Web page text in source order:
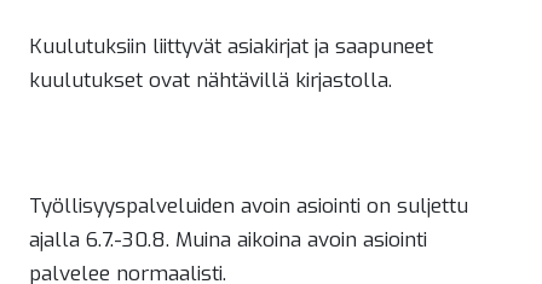
Kuulutuksiin liittyvät asiakirjat ja saapuneet
kuulutukset ovat nähtävillä kirjastolla.
Työllisyyspalveluiden avoin asiointi on suljettu
ajalla 6.7.-30.8. Muina aikoina avoin asiointi
palvelee normaalisti.